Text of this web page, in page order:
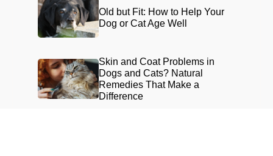
Old but Fit: How to Help Your
Dog or Cat Age Well
Skin and Coat Problems in
Dogs and Cats? Natural
Remedies That Make a
Difference